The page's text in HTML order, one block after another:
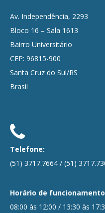
Av. Independência, 2293
Bloco 16 – Sala 1613
Bairro Universitário
CEP: 96815-900
Santa Cruz do Sul/RS
Brasil
Telefone:
(51) 3717.7664 / (51)
Horário de
08:00 às 12:00 / 13:30 às